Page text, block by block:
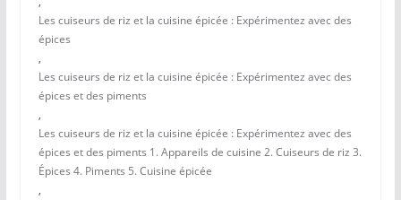
Les cuiseurs de riz et la cuisine épicée : Expérimentez avec des
épices
,
Les cuiseurs de riz et la cuisine épicée : Expérimentez avec des
épices et des piments
,
Les cuiseurs de riz et la cuisine épicée : Expérimentez avec des
épices et des piments 1. Appareils de cuisine 2. Cuiseurs de riz 3.
Épices 4. Piments 5. Cuisine épicée
,